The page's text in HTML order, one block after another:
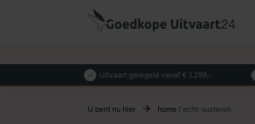
Uitvaart geregeld vanaf € 1.299,-
U bent nu hier home / echt-susteren